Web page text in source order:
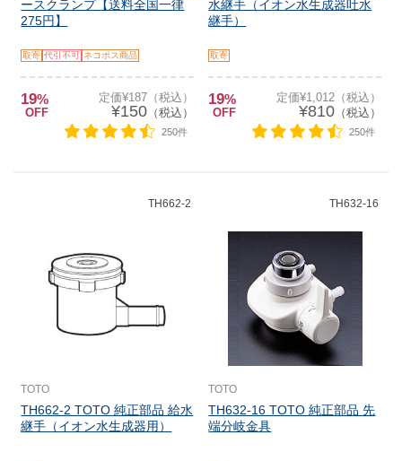
ースクランプ【送料全国一律
275円】
取寄 代引不可 ネコポス商品
19%
OFF
定価¥187（税込）
¥150（税込）
250件
水継手（イオン水生成器吐水
継手）
取寄
19%
OFF
定価¥1,012（税込）
¥810（税込）
250件
TH662-2
TOTO
TH662-2 TOTO 純正部品 給水
継手（イオン水生成器用）
TH632-16
TOTO
TH632-16 TOTO 純正部品 先
端分岐金具